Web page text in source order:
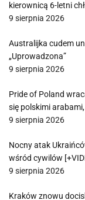
kierownicą 6-letni
9 sierpnia 2026
Australijka cudem
„Uprowadzona”
9 sierpnia 2026
Pride of Poland
się polskimi
9 sierpnia 2026
Nocny atak
wśród cywilów
9 sierpnia 2026
Kraków znowu